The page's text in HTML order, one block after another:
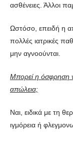
ασθένειες. Άλλοι
Ωστόσο, επειδή η
πολλές ιατρικές
μην αγνοούνται.
Μπορεί η όσφρηση
απώλεια;
Ναι, ειδικά με τη
ιγμόρεια ή